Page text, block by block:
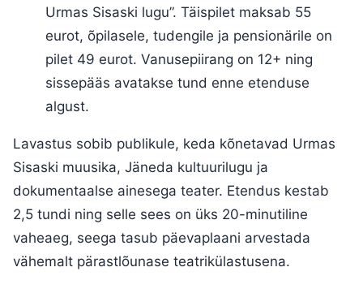
Urmas Sisaski lugu”. Täispilet maksab 55
eurot, õpilasele, tudengile ja pensionärile on
pilet 49 eurot. Vanusepiirang on 12+ ning
sissepääs avatakse tund enne etenduse
algust.
Lavastus sobib publikule, keda kõnetavad Urmas
Sisaski muusika, Jäneda kultuurilugu ja
dokumentaalse ainesega teater. Etendus kestab
2,5 tundi ning selle sees on üks 20-minutiline
vaheaeg, seega tasub päevaplaani arvestada
vähemalt pärastlõunase teatrikülastusena.